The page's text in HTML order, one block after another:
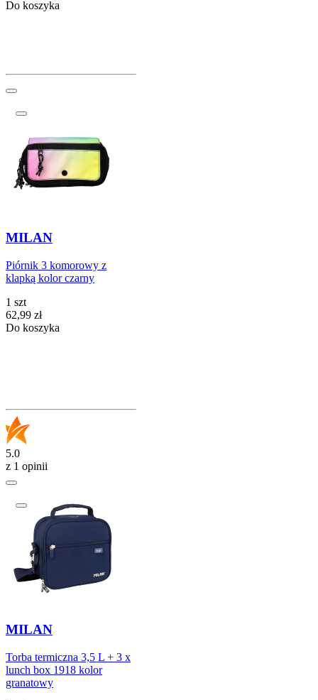
Do koszyka
MILAN
Piórnik 3 komorowy z
klapką kolor czarny
1 szt
Cena
62,99 zł
Do koszyka
5.0
z 1 opinii
MILAN
Torba termiczna 3,5 L + 3 x
lunch box 1918 kolor
granatowy